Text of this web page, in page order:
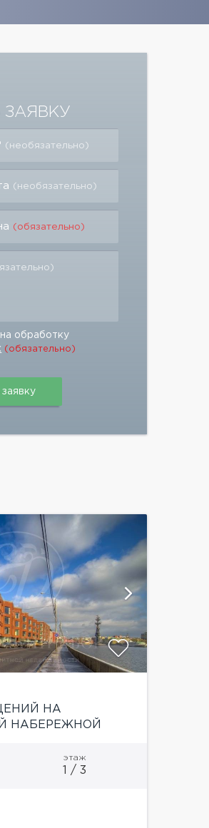
ЗАЯВКУ
(необязательно)
(необязательно)
(обязательно)
на обработку
(обязательно)
НА
НАБЕРЕЖНОЙ
этаж
1 / 3